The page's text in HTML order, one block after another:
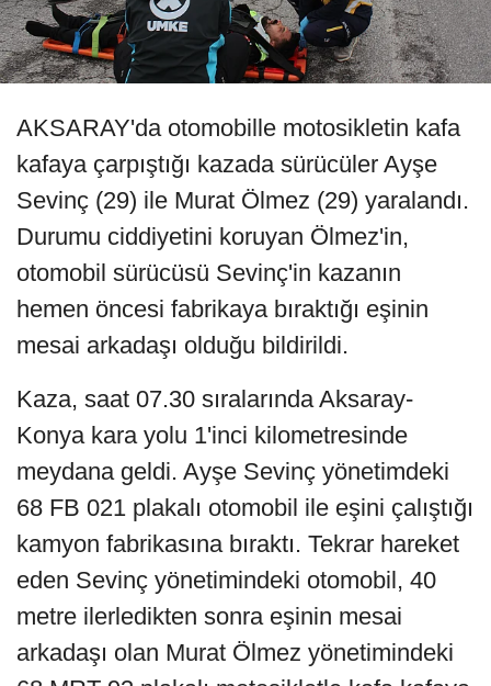
AKSARAY'da otomobille motosikletin kafa
kafaya çarpıştığı kazada sürücüler Ayşe
Sevinç (29) ile Murat Ölmez (29) yaralandı.
Durumu ciddiyetini koruyan Ölmez'in,
otomobil sürücüsü Sevinç'in kazanın
hemen öncesi fabrikaya bıraktığı eşinin
mesai arkadaşı olduğu bildirildi.
Kaza, saat 07.30 sıralarında Aksaray-
Konya kara yolu 1'inci kilometresinde
meydana geldi. Ayşe Sevinç yönetimdeki
68 FB 021 plakalı otomobil ile eşini çalıştığı
kamyon fabrikasına bıraktı. Tekrar hareket
eden Sevinç yönetimindeki otomobil, 40
metre ilerledikten sonra eşinin mesai
arkadaşı olan Murat Ölmez yönetimindeki